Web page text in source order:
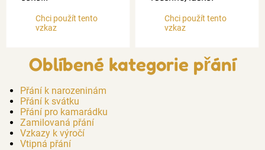
Chci použít tento
vzkaz
Chci použít tento
vzkaz
Oblíbené kategorie přání
Přání k narozeninám
Přání k svátku
Přání pro kamarádku
Zamilovaná přání
Vzkazy k výročí
Vtipná přání